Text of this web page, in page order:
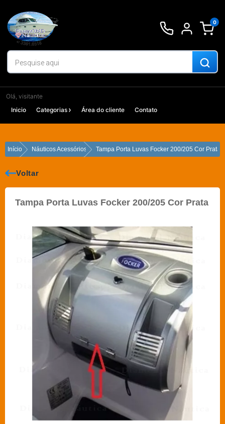
para
conteúdo
0
Olá, visitante
Inicio
Categorias Área do cliente Contato
Início Náuticos Acessórios Tampa Porta Luvas Focker 200/205 Cor Prata
Voltar
Tampa Porta Luvas Focker 200/205 Cor Prata